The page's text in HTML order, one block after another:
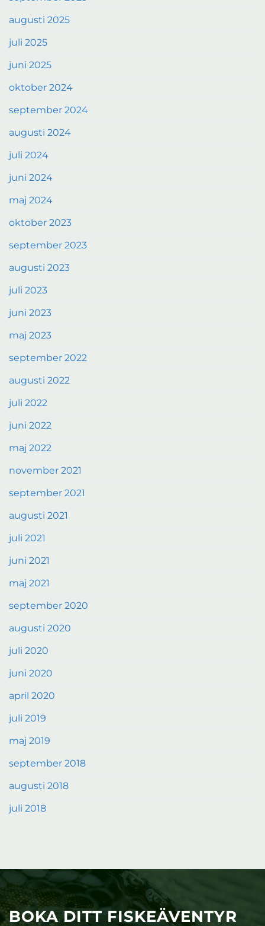
augusti 2025
juli 2025
juni 2025
oktober 2024
september 2024
augusti 2024
juli 2024
juni 2024
maj 2024
oktober 2023
september 2023
augusti 2023
juli 2023
juni 2023
maj 2023
september 2022
augusti 2022
juli 2022
juni 2022
maj 2022
november 2021
september 2021
augusti 2021
juli 2021
juni 2021
maj 2021
september 2020
augusti 2020
juli 2020
juni 2020
april 2020
juli 2019
maj 2019
september 2018
augusti 2018
juli 2018
BOKA DITT FISKEÄVENTYR